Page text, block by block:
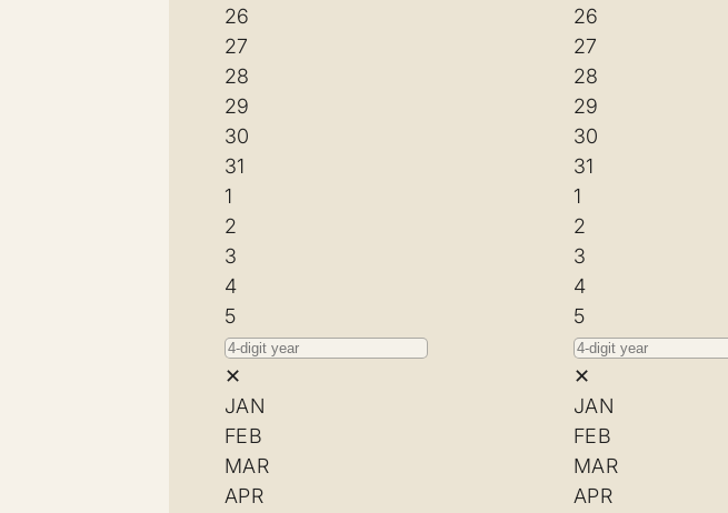
26
27
28
29
30
31
1
2
3
4
5
✕
JAN
FEB
MAR
APR
26
27
28
29
30
31
1
2
3
4
5
✕
JAN
FEB
MAR
APR